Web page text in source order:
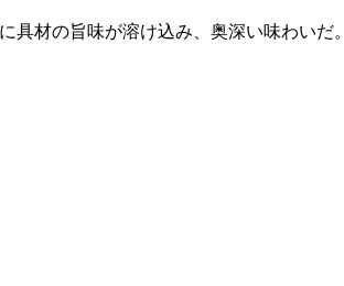
具材の旨味が溶け込み、奥深い味わいだ。